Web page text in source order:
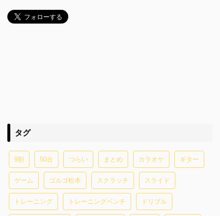
タグ
9割 50台 つらい まとめ カラオケ ギター
ゲーム ゴルゴ松本 スクラッチ スライド
トレーニング トレーニングベンチ ドリブル